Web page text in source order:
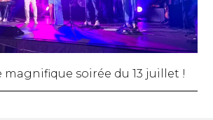
magnifique soirée du 13 juillet !